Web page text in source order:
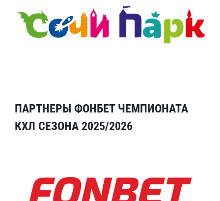
ПАРТНЕРЫ ФОНБЕТ ЧЕМПИОНАТА
КХЛ СЕЗОНА 2025/2026